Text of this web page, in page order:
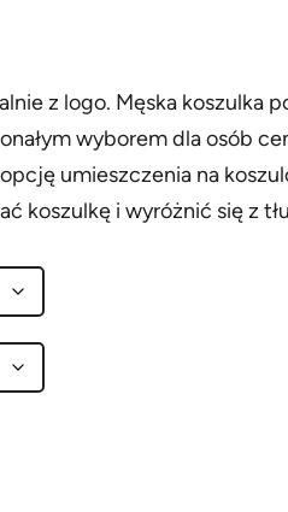
z logo. Męska koszulka
wyborem dla osób
umieszczenia na
koszulkę i wyróżnić się z